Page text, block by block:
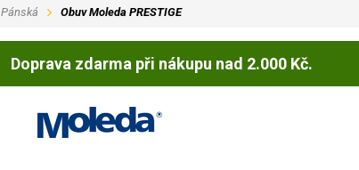
Pánská Obuv Moleda PRESTIGE
Doprava zdarma při nákupu nad 2.000 Kč.